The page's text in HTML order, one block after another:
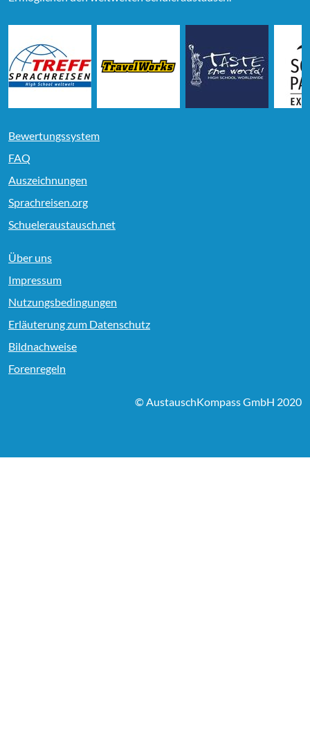
Bewertungssystem
FAQ
Auszeichnungen
Sprachreisen.org
Schueleraustausch.net
Über uns
Impressum
Nutzungsbedingungen
Erläuterung zum Datenschutz
Bildnachweise
Forenregeln
© AustauschKompass GmbH 2020